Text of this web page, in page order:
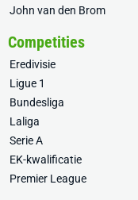
John van den Brom
Competities
Eredivisie
Ligue 1
Bundesliga
Laliga
Serie A
EK-kwalificatie
Premier League